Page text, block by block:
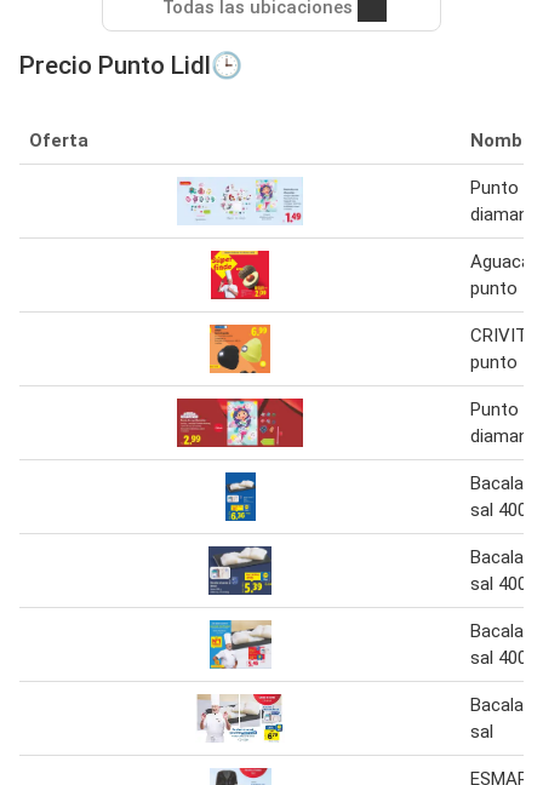
Todas las ubicaciones
Precio Punto Lidl🕒
Oferta Nombre
Punto
punto
CRIVIT
punto
Punto
Bacalao
sal 400 g
Bacalao
sal 400 g
Bacalao
sal 400 g
Bacalao
sal